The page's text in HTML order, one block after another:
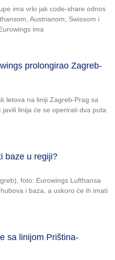
ima vrlo jak code-share odnos
Austrianom, Swissom i
ima
prolongirao Zagreb-
letova na liniji Zagreb-Prag sa
linija će se operirati dva puta
baze u regiji?
foto: Eurowings Lufthansa
i baza, a uskoro će ih imati
sa linijom Priština-